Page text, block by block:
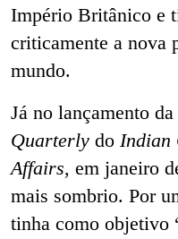
Império Britânico e
criticamente a nova
mundo.
Já no lançamento
Quarterly do Indian
Affairs, em janeiro
mais sombrio. Por
tinha como objetivo